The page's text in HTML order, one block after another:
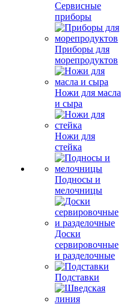
Сервисные
приборы
Приборы для
морепродуктов
Ножи для масла
и сыра
Ножи для
стейка
Подносы и
мелочницы
Доски
сервировочные
и разделочные
Подставки